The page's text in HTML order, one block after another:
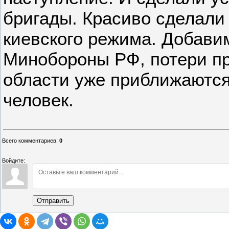
бригады. Красиво
киевского режима.
Минобороны РФ, потери
области уже
человек.
Всего комментариев: 0
Войдите:
Отправить